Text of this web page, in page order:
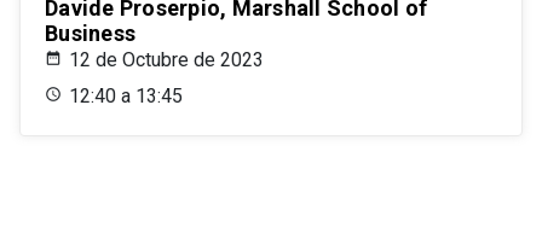
Davide Proserpio, Marshall School of
Business
12 de Octubre de 2023
12:40 a 13:45